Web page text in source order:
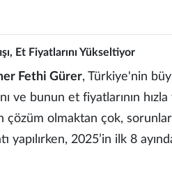
Et Fiyatlarını Yükseltiyor
Fethi Gürer, Türkiye'nin
ve bunun et fiyatlarının
çözüm olmaktan çok,
yapılırken, 2025’in ilk 8